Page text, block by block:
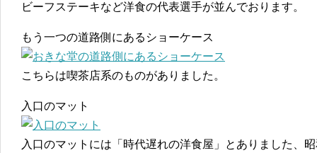
ビーフステーキなど洋食の代表選手が並んでおります。
もう一つの道路側にあるショーケース
こちらは喫茶店系のものがありました。
入口のマット
入口のマットには「時代遅れの洋食屋」とありました、